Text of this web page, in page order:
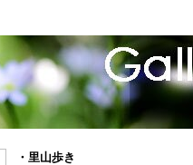
・里山歩き